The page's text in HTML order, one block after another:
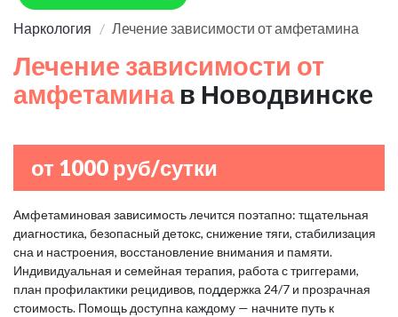
Наркология Лечение зависимости от амфетамина
Лечение зависимости от
амфетамина в Новодвинске
от 1000 руб/сутки
Амфетаминовая зависимость лечится поэтапно: тщательная
диагностика, безопасный детокс, снижение тяги, стабилизация
сна и настроения, восстановление внимания и памяти.
Индивидуальная и семейная терапия, работа с триггерами,
план профилактики рецидивов, поддержка 24/7 и прозрачная
стоимость. Помощь доступна каждому — начните путь к